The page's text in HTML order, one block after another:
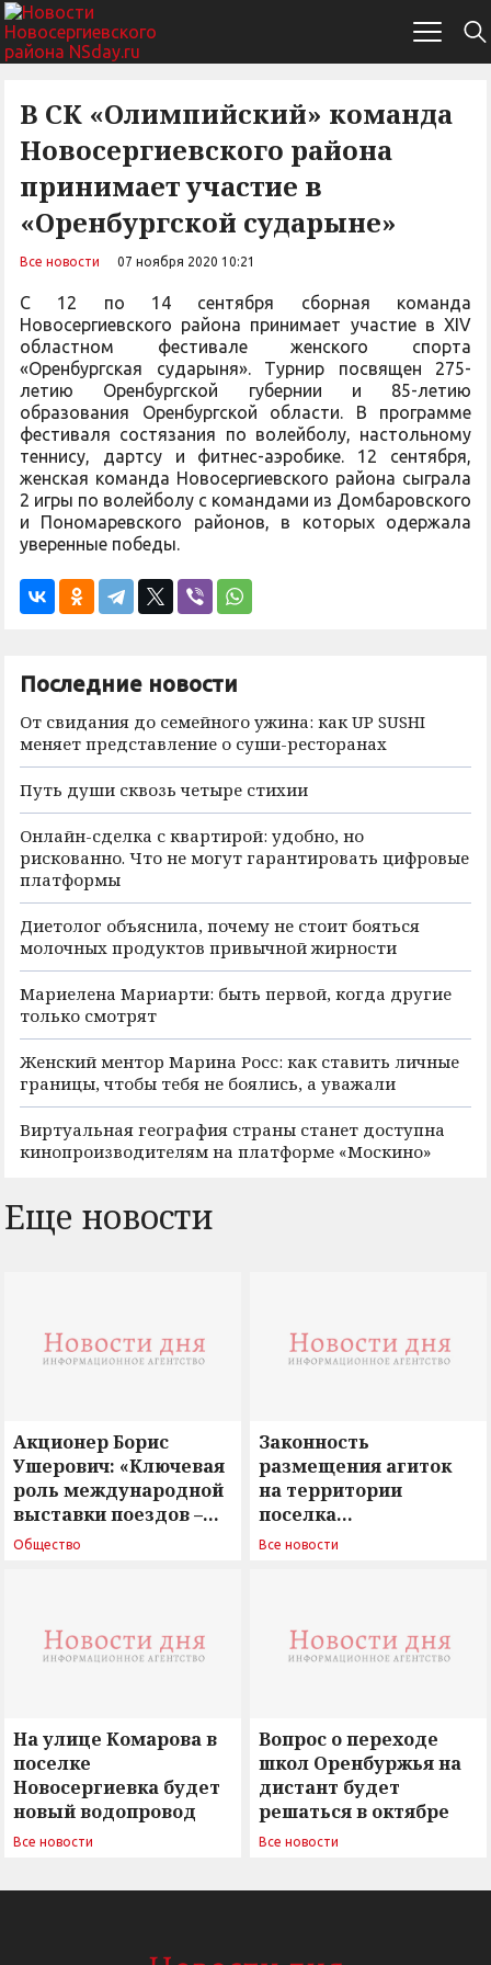
В СК «Олимпийский» команда
Новосергиевского района
принимает участие в
«Оренбургской сударыне»
Все новости 07 ноября 2020 10:21
С 12 по 14 сентября сборная команда
Новосергиевского района принимает участие в XIV
областном фестивале женского спорта
«Оренбургская сударыня». Турнир посвящен 275-
летию Оренбургской губернии и 85-летию
образования Оренбургской области. В программе
фестиваля состязания по волейболу, настольному
теннису, дартсу и фитнес-аэробике. 12 сентября,
женская команда Новосергиевского района сыграла
2 игры по волейболу с командами из Домбаровского
и Пономаревского районов, в которых одержала
уверенные победы.
Последние новости
От свидания до семейного ужина: как UP SUSHI
меняет представление о суши-ресторанах
Путь души сквозь четыре стихии
Онлайн-сделка с квартирой: удобно, но
рискованно. Что не могут гарантировать цифровые
платформы
Диетолог объяснила, почему не стоит бояться
молочных продуктов привычной жирности
Мариелена Мариарти: быть первой, когда другие
только смотрят
Женский ментор Марина Росс: как ставить личные
границы, чтобы тебя не боялись, а уважали
Виртуальная география страны станет доступна
кинопроизводителям на платформе «Москино»
Еще новости
Акционер Борис
Ушерович: «Ключевая
роль международной
выставки поездов –
поиск ответов на
Общество
Законность
размещения агиток
на территории
поселка
Новосергиевка
Все новости
На улице Комарова в
поселке
Новосергиевка будет
новый водопровод
Все новости
Вопрос о переходе
школ Оренбуржья на
дистант будет
решаться в октябре
Все новости